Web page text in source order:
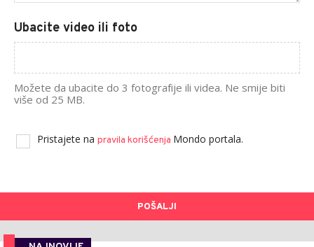
Ubacite video ili foto
Možete da ubacite do 3 fotografije ili videa. Ne smije biti
više od 25 MB.
Pristajete na pravila korišćenja Mondo portala.
POŠALJI